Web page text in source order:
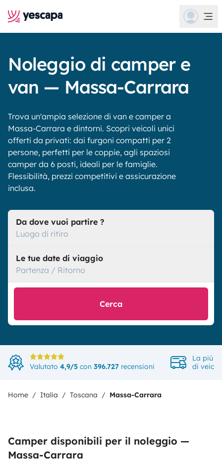
Noleggio di camper e
van — Massa-Carrara
Trova un'ampia selezione di van e camper a
Massa-Carrara e dintorni. Scopri veicoli unici
offerti da privati: dai furgoni compatti per 2
persone, perfetti per le coppie, agli spaziosi
camper da 6 posti, ideali per le famiglie.
Flessibilità, prezzi competitivi e assicurazione
inclusa.
Da dove vuoi partire ?
Luogo di ritiro
Le tue date di viaggio
Partenza / Ritorno
Cerca
Valutato 4,9/5 con 396.727 recensioni
La più
di
Home Italia Toscana Massa-Carrara
Camper disponibili per il noleggio —
Massa-Carrara